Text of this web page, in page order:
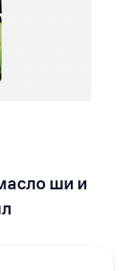
ши и